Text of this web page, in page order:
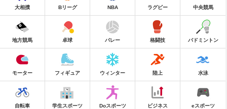
大相撲 Bリーグ NBA ラグビー 中央競馬
地方競馬 卓球 バレー 格闘技 バドミントン
モーター フィギュア ウィンター 陸上 水泳
自転車 学生スポーツ Doスポーツ ビジネス eスポーツ